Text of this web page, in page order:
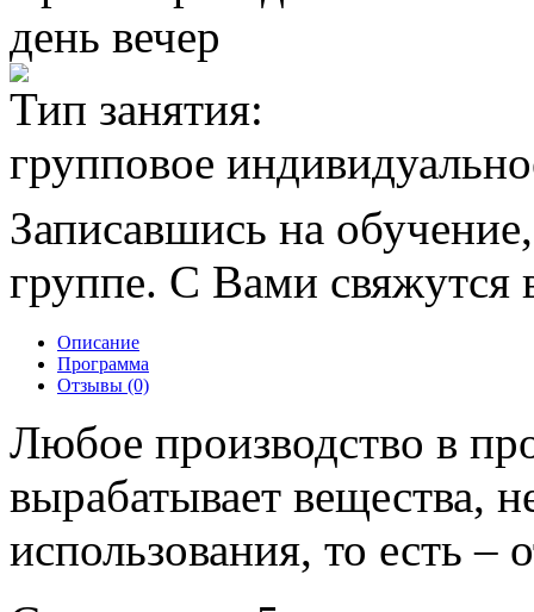
день вечер
Тип занятия:
групповое
Записавшись на
группе. С Вами свяжутся
Описание
Программа
Отзывы (0)
Любое производство в
вырабатывает вещества,
использования, то есть –